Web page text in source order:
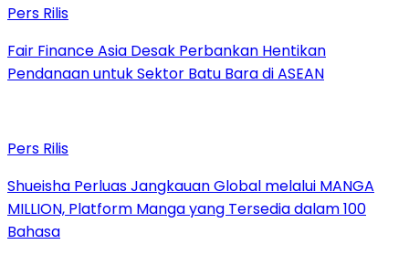
Pers Rilis
Fair Finance Asia Desak Perbankan Hentikan
Pendanaan untuk Sektor Batu Bara di ASEAN
Pers Rilis
Shueisha Perluas Jangkauan Global melalui MANGA
MILLION, Platform Manga yang Tersedia dalam 100
Bahasa